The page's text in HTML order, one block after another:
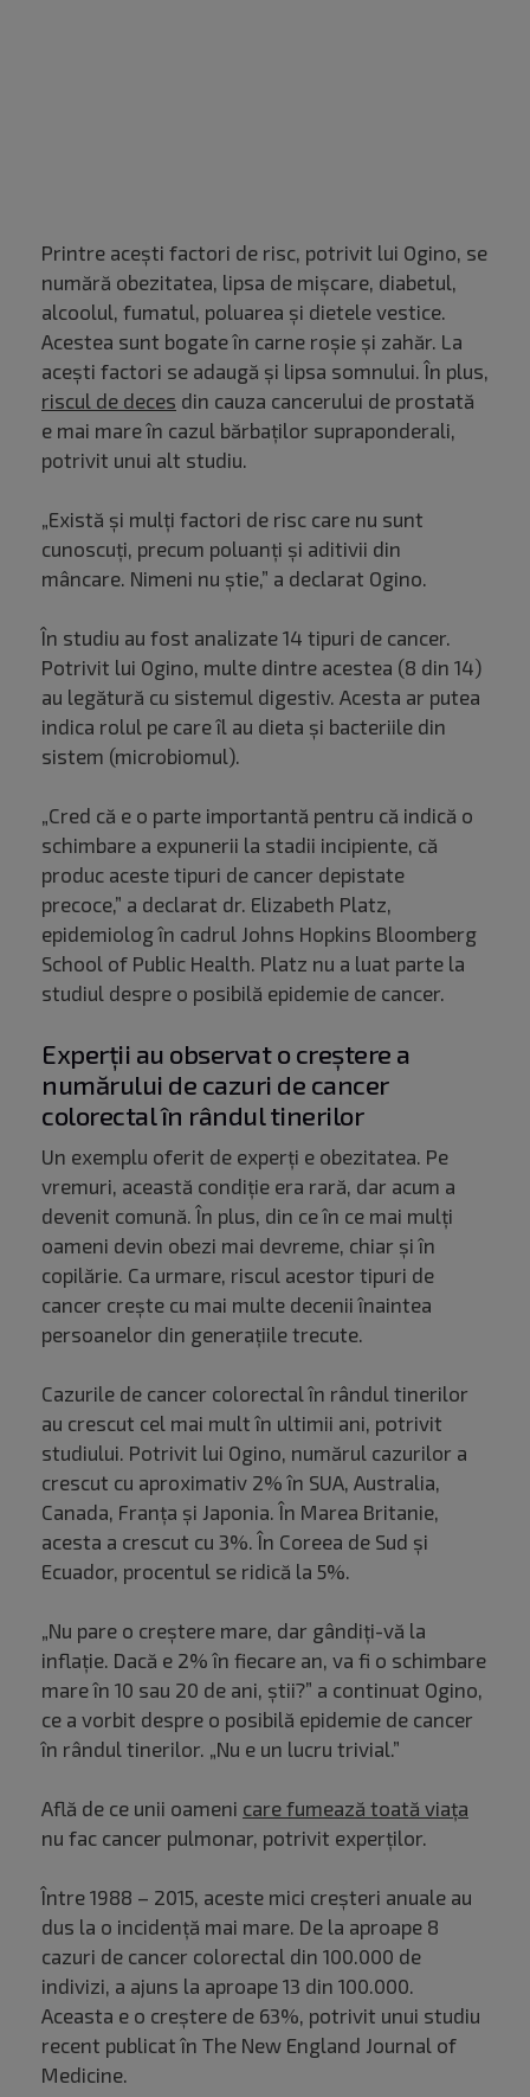
Printre acești factori de risc, potrivit lui Ogino, se
numără obezitatea, lipsa de mișcare, diabetul,
alcoolul, fumatul, poluarea și dietele vestice.
Acestea sunt bogate în carne roșie și zahăr. La
acești factori se adaugă și lipsa somnului. În plus,
riscul de deces din cauza cancerului de prostată
e mai mare în cazul bărbaților supraponderali,
potrivit unui alt studiu.
„Există și mulți factori de risc care nu sunt
cunoscuți, precum poluanți și aditivii din
mâncare. Nimeni nu știe,” a declarat Ogino.
În studiu au fost analizate 14 tipuri de cancer.
Potrivit lui Ogino, multe dintre acestea (8 din 14)
au legătură cu sistemul digestiv. Acesta ar putea
indica rolul pe care îl au dieta și bacteriile din
sistem (microbiomul).
„Cred că e o parte importantă pentru că indică o
schimbare a expunerii la stadii incipiente, că
produc aceste tipuri de cancer depistate
precoce,” a declarat dr. Elizabeth Platz,
epidemiolog în cadrul Johns Hopkins Bloomberg
School of Public Health. Platz nu a luat parte la
studiul despre o posibilă epidemie de cancer.
Experții au observat o creștere a
numărului de cazuri de cancer
colorectal în rândul tinerilor
Un exemplu oferit de experți e obezitatea. Pe
vremuri, această condiție era rară, dar acum a
devenit comună. În plus, din ce în ce mai mulți
oameni devin obezi mai devreme, chiar și în
copilărie. Ca urmare, riscul acestor tipuri de
cancer crește cu mai multe decenii înaintea
persoanelor din generațiile trecute.
Cazurile de cancer colorectal în rândul tinerilor
au crescut cel mai mult în ultimii ani, potrivit
studiului. Potrivit lui Ogino, numărul cazurilor a
crescut cu aproximativ 2% în SUA, Australia,
Canada, Franța și Japonia. În Marea Britanie,
acesta a crescut cu 3%. În Coreea de Sud și
Ecuador, procentul se ridică la 5%.
„Nu pare o creștere mare, dar gândiți-vă la
inflație. Dacă e 2% în fiecare an, va fi o schimbare
mare în 10 sau 20 de ani, știi?” a continuat Ogino,
ce a vorbit despre o posibilă epidemie de cancer
în rândul tinerilor. „Nu e un lucru trivial.”
Află de ce unii oameni care fumează toată viața
nu fac cancer pulmonar, potrivit experților.
Între 1988 – 2015, aceste mici creșteri anuale au
dus la o incidență mai mare. De la aproape 8
cazuri de cancer colorectal din 100.000 de
indivizi, a ajuns la aproape 13 din 100.000.
Aceasta e o creștere de 63%, potrivit unui studiu
recent publicat în The New England Journal of
Medicine.